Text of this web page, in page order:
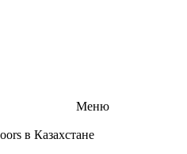
Меню
в Казахстане